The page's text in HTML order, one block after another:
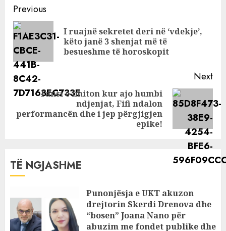
Continue
Reading
Previous
I ruajnë sekretet deri në ‘vdekje’,
këto janë 3 shenjat më të
besueshme të horoskopit
Next
post:
Fansi e imiton kur ajo humbi
ndjenjat, Fifi ndalon
performancën dhe i jep përgjigjen
epike!
TË NGJASHME
Punonjësja e UKT akuzon
drejtorin Skerdi Drenova dhe
“bosen” Joana Nano për
abuzim me fondet publike dhe